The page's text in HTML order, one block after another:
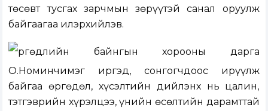
төсөвт тусгах зарчмын зөрүүтэй санал оруулж
байгаагаа илэрхийлэв.
Өргөдлийн байнгын хорооны дарга
О.Номинчимэг иргэд, сонгогчдоос ирүүлж
байгаа өргөдөл, хүсэлтийн дийлэнх нь цалин,
тэтгэврийн хүрэлцээ, үнийн өсөлтийн дарамттай